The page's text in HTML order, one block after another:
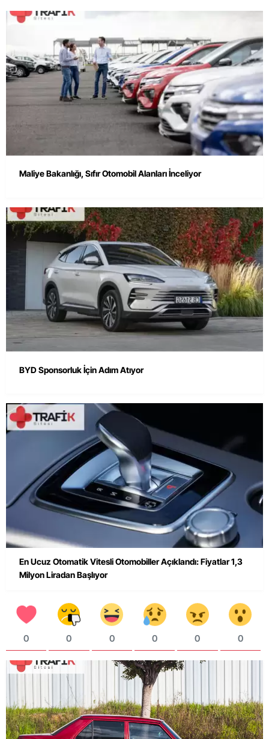
Maliye Bakanlığı, Sıfır Otomobil Alanları İnceliyor
BYD Sponsorluk İçin Adım Atıyor
En Ucuz Otomatik Vitesli Otomobiller Açıklandı: Fiyatlar 1,3
Milyon Liradan Başlıyor
0 0 0 0 0 0